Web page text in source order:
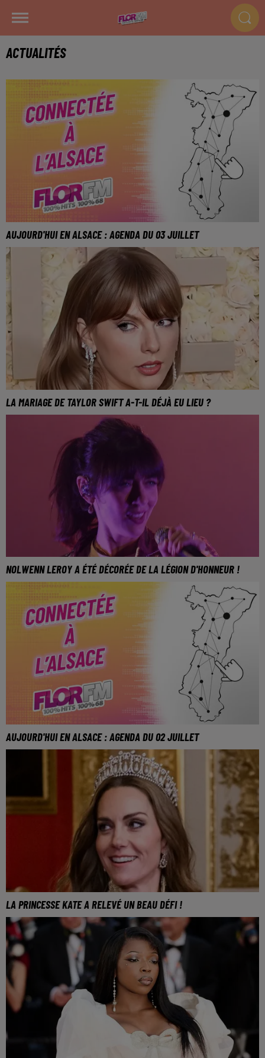
ACTUALITÉS
AUJOURD'HUI EN ALSACE : AGENDA DU 03 JUILLET
LA MARIAGE DE TAYLOR SWIFT A-T-IL DÉJÀ EU LIEU ?
NOLWENN LEROY A ÉTÉ DÉCORÉE DE LA LÉGION D'HONNEUR !
AUJOURD'HUI EN ALSACE : AGENDA DU 02 JUILLET
LA PRINCESSE KATE A RELEVÉ UN BEAU DÉFI !